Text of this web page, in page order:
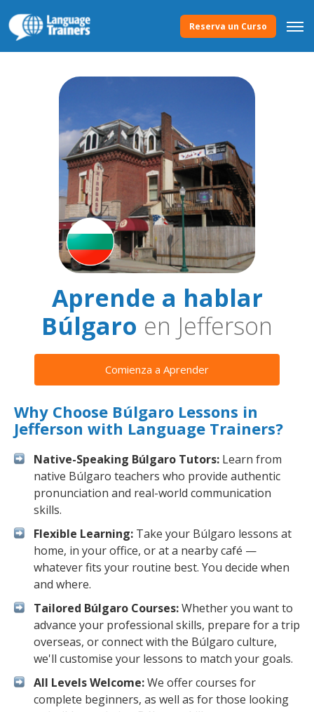
Reserva un Curso
Aprende a hablar
Búlgaro en Jefferson
Comienza a Aprender
Why Choose Búlgaro Lessons in
Jefferson with Language Trainers?
Native-Speaking Búlgaro Tutors: Learn from
native Búlgaro teachers who provide authentic
pronunciation and real-world communication
skills.
Flexible Learning: Take your Búlgaro lessons at
home, in your office, or at a nearby café —
whatever fits your routine best. You decide when
and where.
Tailored Búlgaro Courses:Whether you want to
advance your professional skills, prepare for a trip
overseas, or connect with the Búlgaro culture,
we'll customise your lessons to match your goals.
All Levels Welcome:We offer courses for
complete beginners, as well as for those looking